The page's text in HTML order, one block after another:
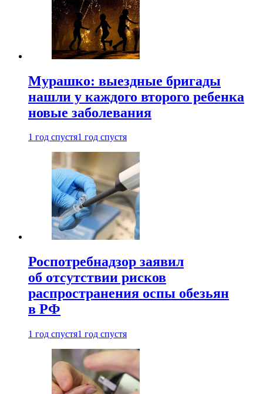
Мурашко: выездные бригады
нашли у каждого второго ребенка
новые заболевания
1 год спустя1 год спустя
Роспотребнадзор заявил
об отсутствии рисков
распространения оспы обезьян
в РФ
1 год спустя1 год спустя